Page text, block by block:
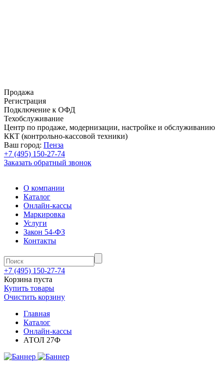
Продажа
Регистрация
Подключение к ОФД
Техобслуживание
Центр по продаже, модернизации, настройке и обслуживанию
ККТ (контрольно-кассовой техники)
Ваш город: Пенза
+7 (495) 150-27-74
Заказать обратный звонок
О компании
Каталог
Онлайн-кассы
Маркировка
Услуги
Закон 54-ФЗ
Контакты
+7 (495) 150-27-74
Корзина пуста
Купить товары
Очистить корзину
Главная
Каталог
Онлайн-кассы
АТОЛ 27Ф